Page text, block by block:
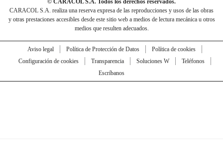
© CARACOL S.A. Todos los derechos reservados.
CARACOL S.A. realiza una reserva expresa de las reproducciones y usos de las obras
y otras prestaciones accesibles desde este sitio web a medios de lectura mecánica u otros
medios que resulten adecuados.
Aviso legal Política de Protección de Datos
Política de cookies
Configuración de cookies
Transparencia Soluciones W
Teléfonos
Escríbanos